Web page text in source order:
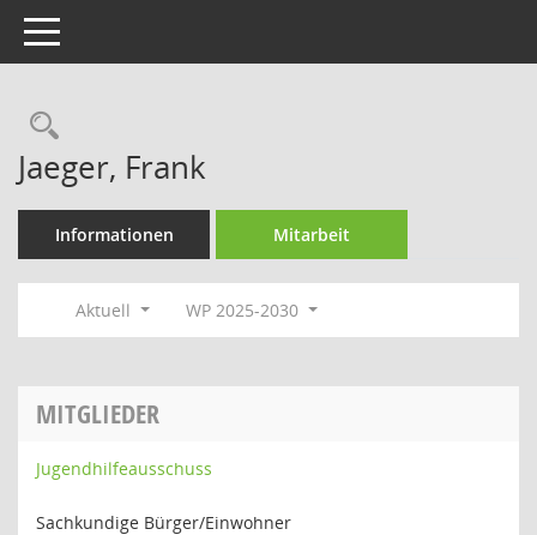
Toggle navigation
Rechercheauswahl
Jaeger, Frank
Informationen Mitarbeit
Aktuell WP 2025-2030
MITGLIEDER
Jugendhilfeausschuss
Sachkundige Bürger/Einwohner